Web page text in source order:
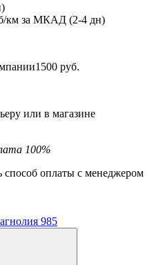
км за МКАД (2-4 дн)
руб.
или в магазине
100%
способ оплаты с менеджером